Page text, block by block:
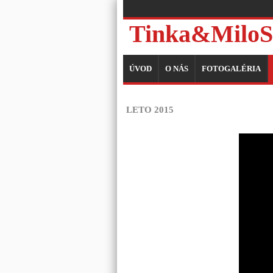
ÚVOD O NÁS FOTOGALÉRIA
LETO 2015